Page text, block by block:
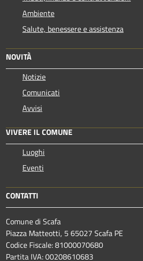
Ambiente
Salute, benessere e assistenza
NOVITÀ
Notizie
Comunicati
Avvisi
VIVERE IL COMUNE
Luoghi
Eventi
CONTATTI
Comune di Scafa
Piazza Matteotti, 5 65027 Scafa PE
Codice Fiscale: 81000070680
Partita IVA: 00208610683